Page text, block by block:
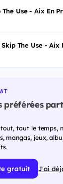
Use - Aix En
The Use - Aix
préférées
tout le temps,
mangas, jeux,
gratuit J'ai